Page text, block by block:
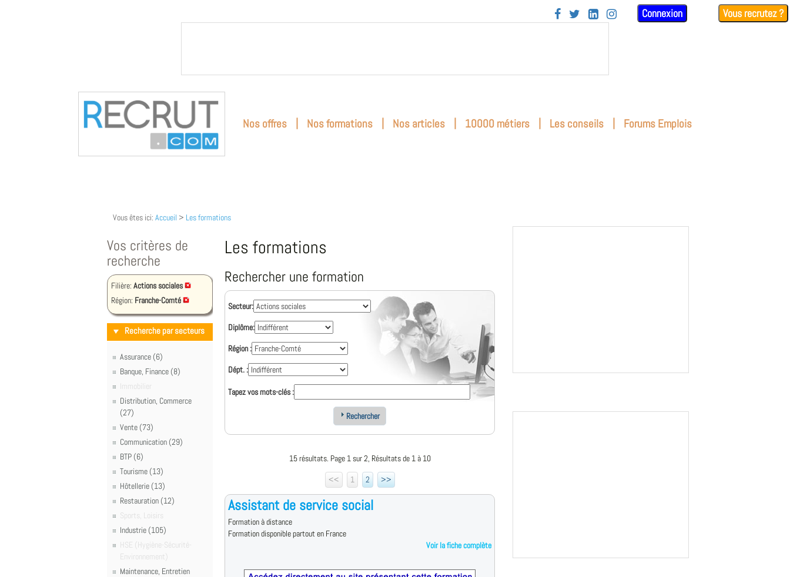
    Connexion Vous recrutez ?
Nos offres | Nos formations | Nos articles | 10000 métiers | Les conseils | Forums Emplois
Vous êtes ici: Accueil > Les formations
Vos critères de
recherche
Filière: Actions sociales
Région: Franche-Comté
Recherche par secteurs
Assurance (6)
Banque, Finance (8)
Immobilier
Distribution, Commerce
(27)
Vente (73)
Communication (29)
BTP (6)
Tourisme (13)
Hôtellerie (13)
Restauration (12)
Sports, Loisirs
Industrie (105)
HSE (Hygiène-Sécurité-
Environnement)
Maintenance, Entretien
Les formations
Rechercher une formation
Secteur:
Diplôme:
Région :
Dépt. :
Tapez vos mots-clés :
Rechercher
15 résultats. Page 1 sur 2, Résultats de 1 à 10
<<
1 2 >>
Assistant de service social
Formation à distance
Formation disponible partout en France
Voir la fiche complète